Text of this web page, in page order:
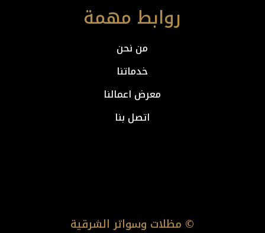
روابط مهمة
من نحن
خدماتنا
معرض اعمالنا
اتصل بنا
© مظلات وسواتر الشرقية